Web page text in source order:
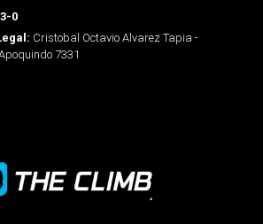
0
Cristobal Octavio Alvarez Tapia -
7331